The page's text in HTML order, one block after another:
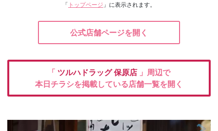
「 トップページ 」に表示されます。
公式店舗ページを開く
「 ツルハドラッグ保原店 」周辺で
本日チラシを掲載している店舗一覧を開く